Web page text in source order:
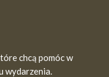
chcą pomóc w
wydarzenia.